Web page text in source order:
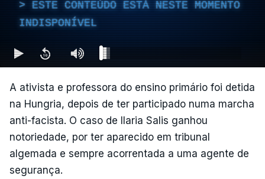
ESTE CONTEÚDO ESTÁ NESTE MOMENTO
INDISPONÍVEL
A ativista e professora do ensino primário foi detida
na Hungria, depois de ter participado numa marcha
anti-facista. O caso de Ilaria Salis ganhou
notoriedade, por ter aparecido em tribunal
algemada e sempre acorrentada a uma agente de
segurança.